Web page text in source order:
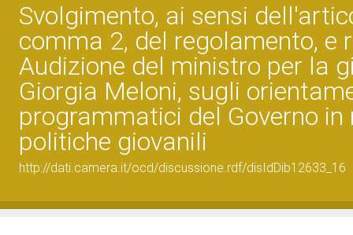
Svolgimento, ai sensi
comma 2, del regolamento, e
Audizione del ministro per la
Giorgia Meloni, sugli
programmatici del Governo
politiche giovanili
http://dati.camera.it/ocd/discussione.rdf/disIdDib12633_16